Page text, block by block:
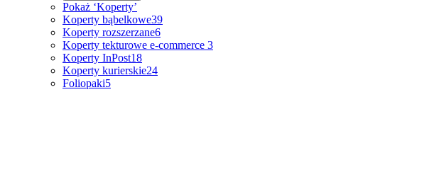
Pokaż ‘Koperty’
Koperty bąbelkowe39
Koperty rozszerzane6
Koperty tekturowe e-commerce 3
Koperty InPost18
Koperty kurierskie24
Foliopaki5